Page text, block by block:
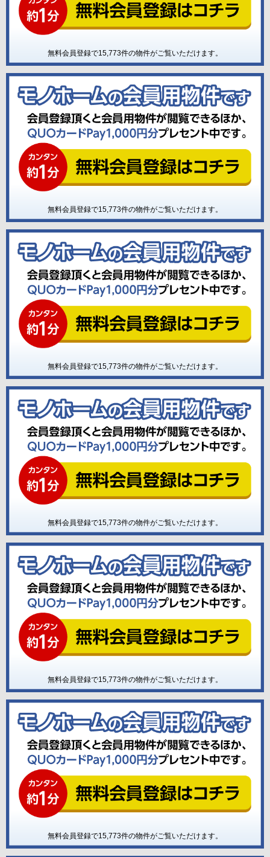
無料会員登録で15,773件の物件がご覧いただけます。
無料会員登録で15,773件の物件がご覧いただけます。
無料会員登録で15,773件の物件がご覧いただけます。
無料会員登録で15,773件の物件がご覧いただけます。
無料会員登録で15,773件の物件がご覧いただけます。
無料会員登録で15,773件の物件がご覧いただけます。